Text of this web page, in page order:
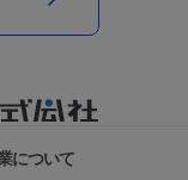
について